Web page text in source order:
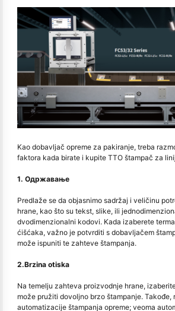
Kao dobavljač opreme za pakiranje, treba
faktora kada birate i kupite TTO štampač za
1. Одржавање
Predlaže se da objasnimo sadržaj i veličinu
hrane, kao što su tekst, slike, ili
dvodimenzionalni kodovi. Kada izaberete
ćišćaka, važno je potvrditi s dobavljačem
može ispuniti te zahteve štampanja.
2.Brzina otiska
Na temelju zahteva proizvodnje hrane,
može pružiti dovoljno brzo štampanje. Takođe,
automatizacije štampanja opreme; veoma